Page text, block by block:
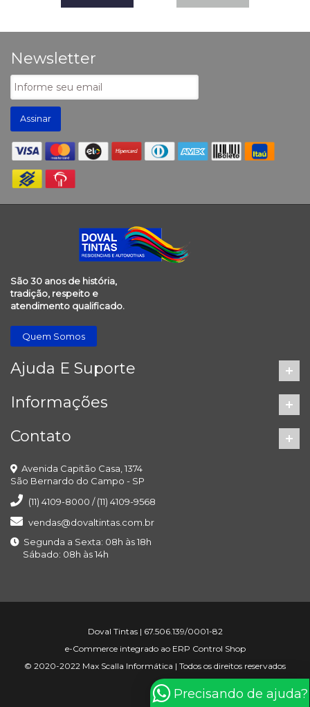
Precisando de ajuda?
Newsletter
Assinar
São 30 anos de história,
tradição, respeito e
atendimento qualificado.
Quem Somos
Ajuda E Suporte
Informações
Contato
Avenida Capitão Casa, 1374
São Bernardo do Campo - SP
(11) 4109-8000 / (11) 4109-9568
vendas@dovaltintas.com.br
Segunda a Sexta: 08h às 18h
Sábado: 08h às 14h
Doval Tintas | 67.506.139/0001-82
e-Commerce integrado ao ERP Control Shop
© 2020-2022 Max Scalla Informática | Todos os direitos reservados